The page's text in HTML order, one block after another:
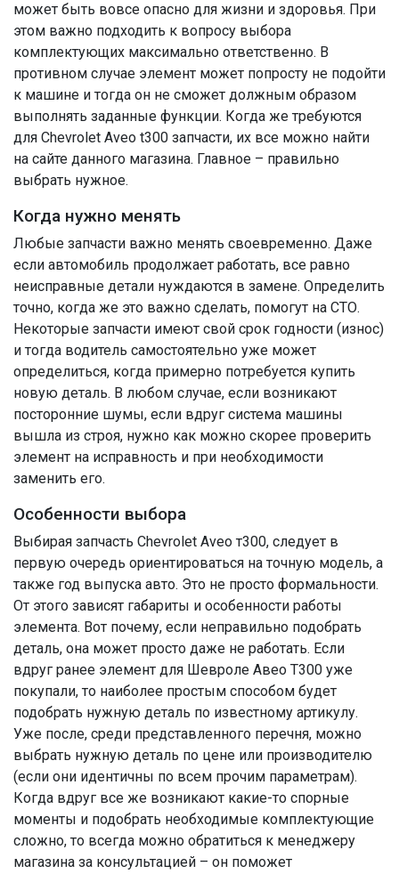
может быть вовсе опасно для жизни и здоровья. При
этом важно подходить к вопросу выбора
комплектующих максимально ответственно. В
противном случае элемент может попросту не подойти
к машине и тогда он не сможет должным образом
выполнять заданные функции. Когда же требуются
для Chevrolet Aveo t300 запчасти, их все можно найти
на сайте данного магазина. Главное – правильно
выбрать нужное.
Когда нужно менять
Любые запчасти важно менять своевременно. Даже
если автомобиль продолжает работать, все равно
неисправные детали нуждаются в замене. Определить
точно, когда же это важно сделать, помогут на СТО.
Некоторые запчасти имеют свой срок годности (износ)
и тогда водитель самостоятельно уже может
определиться, когда примерно потребуется купить
новую деталь. В любом случае, если возникают
посторонние шумы, если вдруг система машины
вышла из строя, нужно как можно скорее проверить
элемент на исправность и при необходимости
заменить его.
Особенности выбора
Выбирая запчасть Chevrolet Aveo т300, следует в
первую очередь ориентироваться на точную модель, а
также год выпуска авто. Это не просто формальности.
От этого зависят габариты и особенности работы
элемента. Вот почему, если неправильно подобрать
деталь, она может просто даже не работать. Если
вдруг ранее элемент для Шевроле Авео Т300 уже
покупали, то наиболее простым способом будет
подобрать нужную деталь по известному артикулу.
Уже после, среди представленного перечня, можно
выбрать нужную деталь по цене или производителю
(если они идентичны по всем прочим параметрам).
Когда вдруг все же возникают какие-то спорные
моменты и подобрать необходимые комплектующие
сложно, то всегда можно обратиться к менеджеру
магазина за консультацией – он поможет